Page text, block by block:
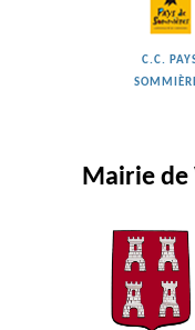
C.C.
Mairie